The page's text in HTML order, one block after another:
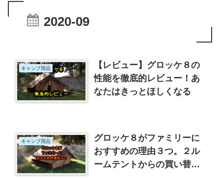
2020-09
キャンプ用品
【レビュー】グロッケ８の
性能を徹底的レビュー！あ
なたはきっとほしくなる
キャンプ用品
グロッケ８がファミリーに
おすすめの理由３つ。２ル
ームテントからの買い替え